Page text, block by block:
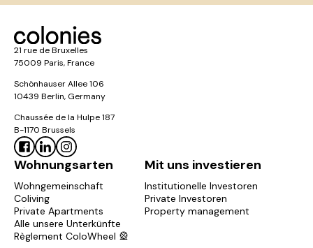
21 rue de Bruxelles
75009 Paris, France
Schönhauser Allee 106
10439 Berlin, Germany
Chaussée de la Hulpe 187
B-1170 Brussels
Wohnungsarten
Wohngemeinschaft
Coliving
Private Apartments
Alle unsere Unterkünfte
Règlement ColoWheel 🎡
Mit uns investieren
Institutionelle Investoren
Private Investoren
Property management